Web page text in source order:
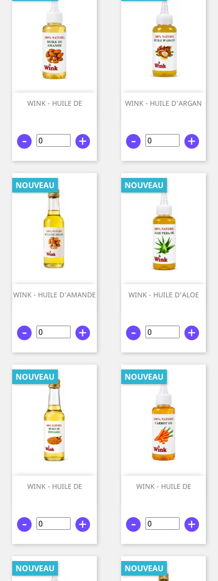
WINK - HUILE DE
- +
WINK - HUILE D'ARGAN
- +
WINK - HUILE D'AMANDE
NOUVEAU
- +
WINK - HUILE D'ALOE
NOUVEAU
- +
WINK - HUILE DE
NOUVEAU
- +
WINK - HUILE DE
NOUVEAU
- +
NOUVEAU NOUVEAU